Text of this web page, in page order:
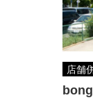
店舗